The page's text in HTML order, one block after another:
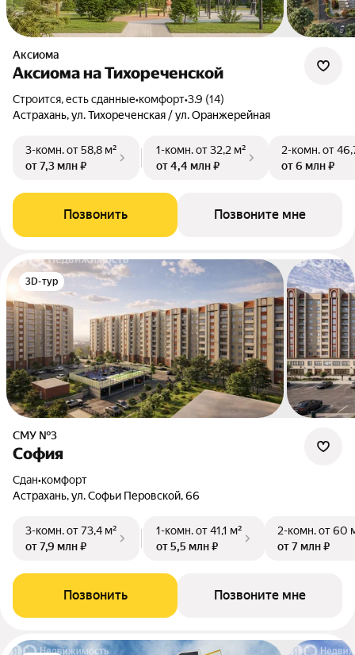
Аксиома
Аксиома на Тихореченской
Строится, есть сданные•комфорт•3.9 (14)
Астрахань, ул. Тихореченская / ул. Оранжерейная
3-комн.от 58,8 м²
от 7,3 млн ₽
1-комн.от 32,2 м²
от 4,4 млн ₽
2-комн.от
от 6 млн ₽
Позвонить Позвоните мне
3D-тур
СМУ №3
София
Сдан•комфорт
Астрахань, ул. Софьи Перовской, 66
3-комн.от 73,4 м²
от 7,9 млн ₽
1-комн.от 41,1 м²
от 5,5 млн ₽
2-комн.от 60
от 7 млн ₽
Позвонить Позвоните мне